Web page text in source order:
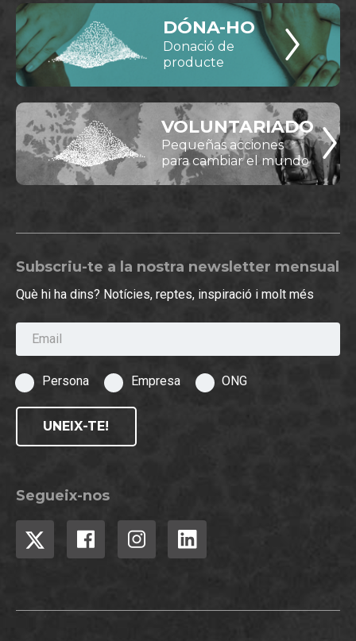
DÓNA-HO
Donació de
producte
VOLUNTARIADO
Pequeñas acciones
para cambiar el mundo
Subscriu-te a la nostra newsletter mensual
Què hi ha dins? Notícies, reptes, inspiració i molt més
Email
Persona Empresa ONG
UNEIX-TE!
Segueix-nos